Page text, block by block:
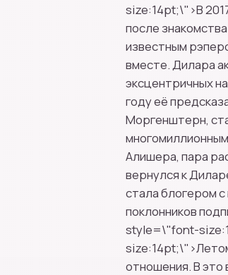
size:14pt;\">В
после
известным
вместе. Дилара
эксцентричных
году её
Моргенштерн,
Алишера, пара
вернулся к
стала блогером
поклонников
style=\"font-
отношения. В это